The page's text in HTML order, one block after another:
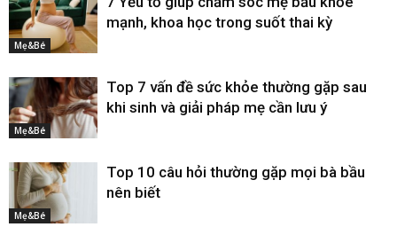
Mẹ&Bé
mạnh, khoa học trong suốt thai kỳ
Mẹ&Bé
Top 7 vấn đề sức khỏe thường gặp sau
khi sinh và giải pháp mẹ cần lưu ý
Mẹ&Bé
Top 10 câu hỏi thường gặp mọi bà bầu
nên biết